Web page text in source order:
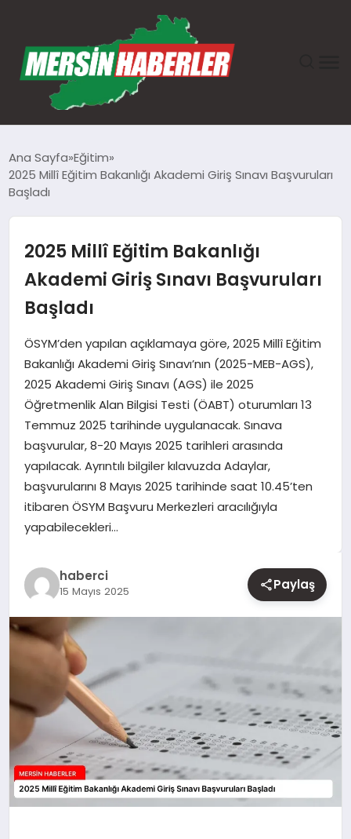
GÜNDEM
TEKNOLOJI
SPOR
YAŞAM
EĞITIM
Ana Sayfa Eğitim
2025 Millî Eğitim Bakanlığı Akademi Giriş Sınavı Başvuruları
Başladı
2025 Millî Eğitim Bakanlığı
Akademi Giriş Sınavı Başvuruları
Başladı
ÖSYM’den yapılan açıklamaya göre, 2025 Millî Eğitim
Bakanlığı Akademi Giriş Sınavı’nın (2025-MEB-AGS),
2025 Akademi Giriş Sınavı (AGS) ile 2025
Öğretmenlik Alan Bilgisi Testi (ÖABT) oturumları 13
Temmuz 2025 tarihinde uygulanacak. Sınava
başvurular, 8-20 Mayıs 2025 tarihleri arasında
yapılacak. Ayrıntılı bilgiler kılavuzda Adaylar,
başvurularını 8 Mayıs 2025 tarihinde saat 10.45’ten
itibaren ÖSYM Başvuru Merkezleri aracılığıyla
yapabilecekleri…
haberci
15 Mayıs 2025 Paylaş